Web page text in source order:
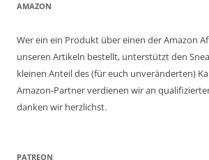
AMAZON
Wer ein ein Produkt über einen der Amazon
unseren Artikeln bestellt, unterstützt den
kleinen Anteil des (für euch unveränderten)
Amazon-Partner verdienen wir an
danken wir herzlichst.
PATREON